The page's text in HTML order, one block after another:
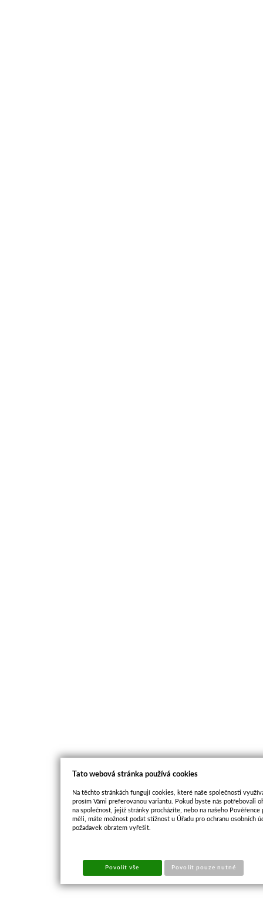
Tato webová stránka používá cookies
Na těchto stránkách fungují cookies, které naše společnosti
prosím Vámi preferovanou variantu. Pokud byste nás potřebovali
na společnost, jejíž stránky procházíte, nebo na našeho
měli, máte možnost podat stížnost u Úřadu pro ochranu osobních
požadavek obratem vyřešit.
Povolit vše Povolit pouze nutné